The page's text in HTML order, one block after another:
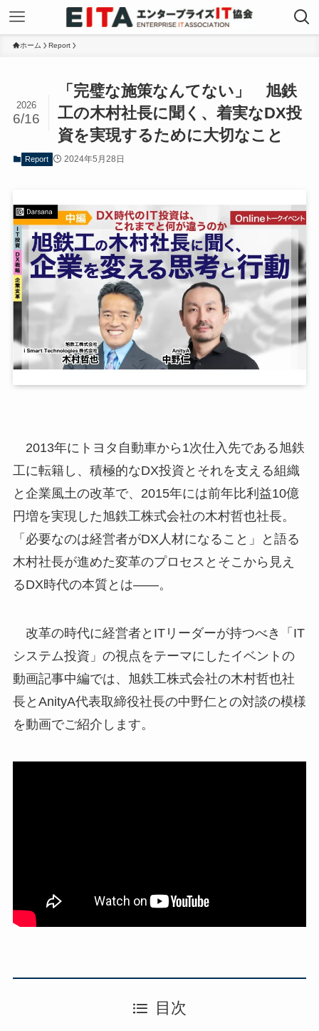
ホーム Report
「完璧な施策なんてない」 旭鉄
工の木村社長に聞く、着実なDX投
資を実現するために大切なこと
2026
6/16
Report 2024年5月28日
2013年にトヨタ自動車から1次仕入先である旭鉄
工に転籍し、積極的なDX投資とそれを支える組織
と企業風土の改革で、2015年には前年比利益10億
円増を実現した旭鉄工株式会社の木村哲也社長。
「必要なのは経営者がDX人材になること」と語る
木村社長が進めた変革のプロセスとそこから見え
るDX時代の本質とは——。
改革の時代に経営者とITリーダーが持つべき「IT
システム投資」の視点をテーマにしたイベントの
動画記事中編では、旭鉄工株式会社の木村哲也社
長とAnityA代表取締役社長の中野仁との対談の模様
を動画でご紹介します。
目次